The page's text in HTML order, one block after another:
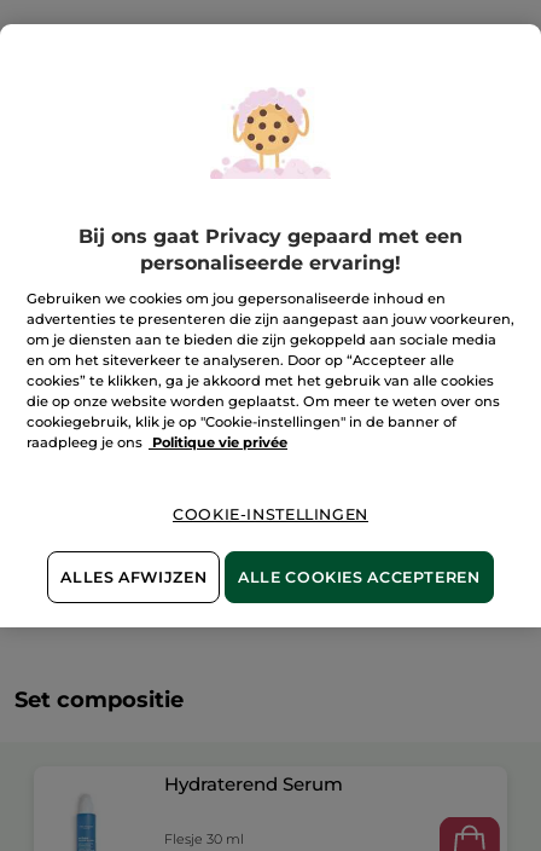
Expert hydratatie voor een vollere huid, dag na dag
★★★★★
★★★★★
beoordelingswaarde
REVIEW TOEVOEGEN
29,99 €
Aantal
IN WINKELMANDJE
Bezorging vanaf 12/08
Veilige betaling
LEES HIER DE ALGEMENE VOORWAARDEN
Klantenrecensies
Set compositie
Hydraterend Serum
Flesje 30 ml
Bij ons gaat Privacy gepaard met een
personaliseerde ervaring!
Gebruiken we cookies om jou gepersonaliseerde inhoud en
advertenties te presenteren die zijn aangepast aan jouw voorkeuren,
om je diensten aan te bieden die zijn gekoppeld aan sociale media
en om het siteverkeer te analyseren. Door op “Accepteer alle
cookies” te klikken, ga je akkoord met het gebruik van alle cookies
die op onze website worden geplaatst. Om meer te weten over ons
cookiegebruik, klik je op "Cookie-instellingen" in de banner of
raadpleeg je ons
Politique vie privée
COOKIE-INSTELLINGEN
ALLES AFWIJZEN ALLE COOKIES ACCEPTEREN